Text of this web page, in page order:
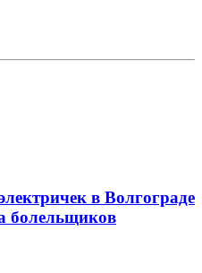
в Волгограде
болельщиков